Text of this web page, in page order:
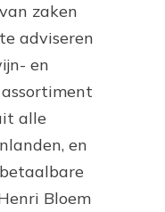
zaken
adviseren
en
alle
en
Bloem